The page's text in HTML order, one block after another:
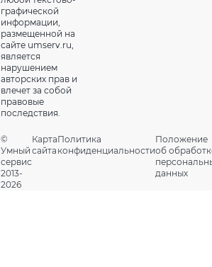
графической
информации,
размещенной на
сайте umserv.ru,
является
нарушением
авторских прав и
влечет за собой
правовые
последствия.
©
Умный
сервис
2013-
2026
Карта
сайта
Политика
конфиденциальности
Положение
об
данных